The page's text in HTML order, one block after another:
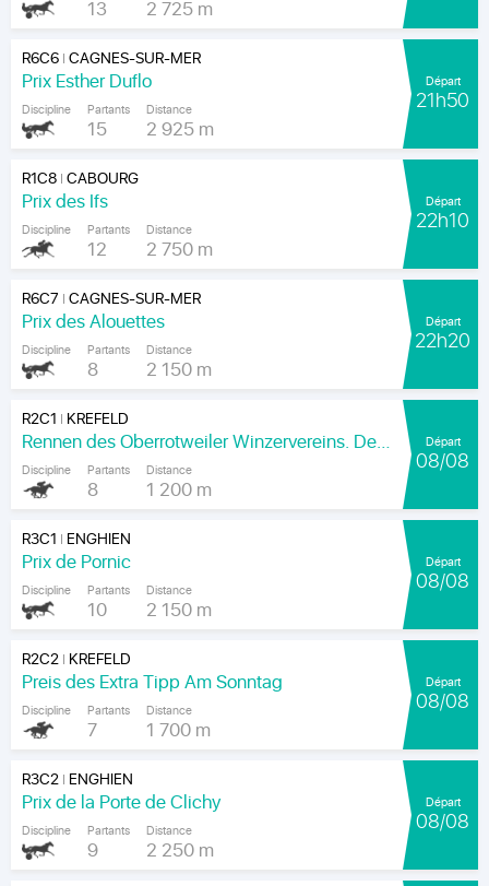
13 2 725 m
R6C6|CAGNES-SUR-MER
Prix Esther Duflo
Discipline Partants
15
Distance
2 925 m
Départ
21h50
R1C8|CABOURG
Prix des Ifs
Discipline Partants
12
Distance
2 750 m
Départ
22h10
R6C7 |CAGNES-SUR-MER
Prix des Alouettes
Discipline Partants
8
Distance
2 150 m
Départ
22h20
R2C1 | KREFELD
Rennen des Oberrotweiler Winzervereins. Der Klassiker Am Kaiser.
Discipline Partants
8
Distance
1 200 m
Départ
08/08
R3C1 | ENGHIEN
Prix de Pornic
Discipline Partants
10
Distance
2 150 m
Départ
08/08
R2C2| KREFELD
Preis des Extra Tipp Am Sonntag
Discipline Partants
7
Distance
1 700 m
Départ
08/08
R3C2| ENGHIEN
Prix de la Porte de Clichy
Discipline Partants
9
Distance
2 250 m
Départ
08/08